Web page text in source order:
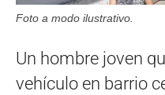
Foto a modo ilustrativo.
Un hombre joven
vehículo en barrio